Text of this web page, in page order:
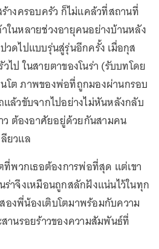
างครอบครัว ก็ไม่แคล้วที่สถานที่
ในหลายช่วงอายุคนอย่างบ้านหลัง
วดไปแบบรุ่นสู่รุ่นอีกครั้ง เมื่อกุส
ป ในสายตาของโนร่า (รับบทโดย
นโต ภาพของพ่อที่ถูกมองผ่านกรอบ
ล้วขับจากไปอย่างไม่หันหลังกลับ
ว ต้องอาศัยอยู่ด้วยกันสามคน
ยวแล
ที่พวกเธอต้องการพ่อที่สุด แต่เขา
าจึงเหมือนถูกสลักฝังแน่นไว้ในทุก
งพี่น้องเติบโตมาพร้อมกับความ
านรอยร้าวของความสัมพันธ์ที่